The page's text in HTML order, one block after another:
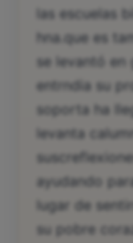
las escuelas
hna.que es
se levantó en
entrndia su
soporta ha
levanta
ayudando
lugar de
su pobre